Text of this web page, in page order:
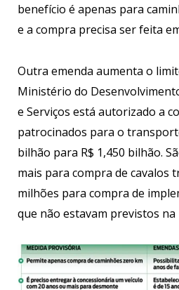
benefício é apenas para
e a compra precisa ser feita
Outra emenda aumenta o
Ministério do
e Serviços está autorizado a
patrocinados para o
bilhão para R$ 1,450 bilhão.
mais para compra de cavalos
milhões para compra de
que não estavam previstos na